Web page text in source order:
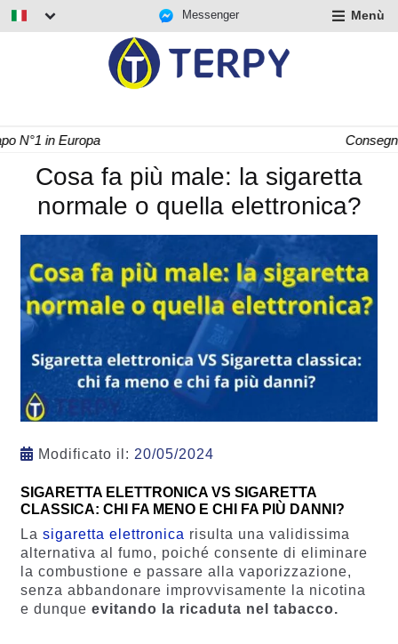
Messenger Menù
Cosa fa più male: la sigaretta
normale o quella elettronica?
Modificato il: 20/05/2024
SIGARETTA ELETTRONICA VS SIGARETTA
CLASSICA: CHI FA MENO E CHI FA PIÙ DANNI?
La sigaretta elettronica risulta una validissima
alternativa al fumo, poiché consente di eliminare
la combustione e passare alla vaporizzazione,
senza abbandonare improvvisamente la nicotina
e dunque evitando la ricaduta nel tabacco.